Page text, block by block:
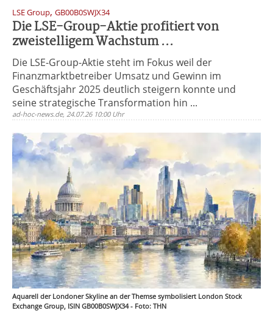
LSE Group, GB00B0SWJX34
Die LSE-Group-Aktie profitiert von
zweistelligem Wachstum ...
Die LSE-Group-Aktie steht im Fokus weil der
Finanzmarktbetreiber Umsatz und Gewinn im
Geschäftsjahr 2025 deutlich steigern konnte und
seine strategische Transformation hin ...
ad-hoc-news.de, 24.07.26 10:00 Uhr
Aquarell der Londoner Skyline an der Themse symbolisiert London Stock
Exchange Group, ISIN GB00B0SWJX34 - Foto: THN